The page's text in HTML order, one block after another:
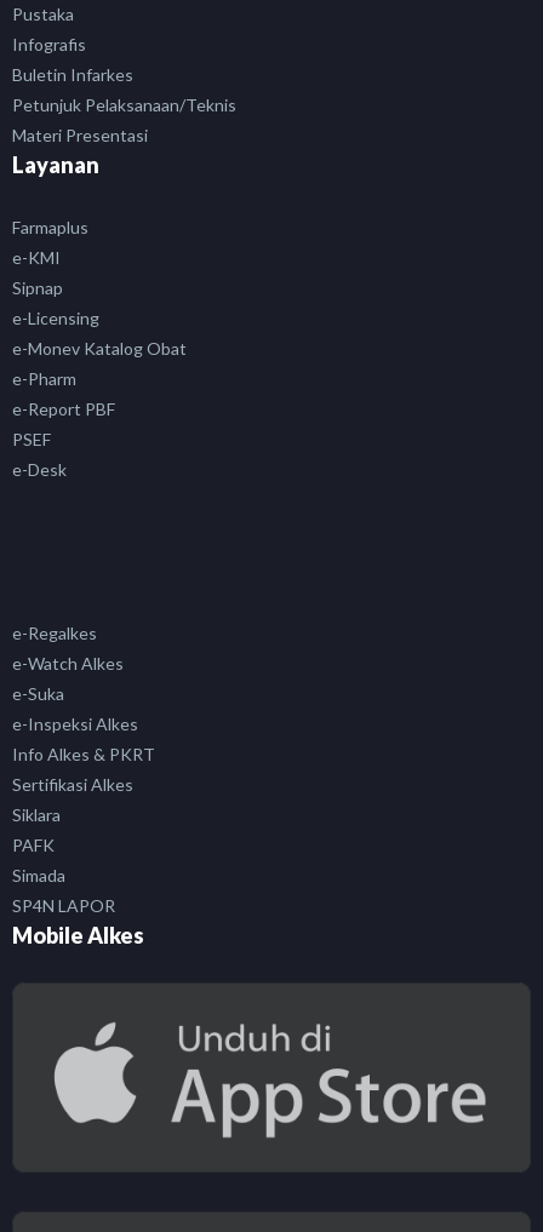
Pustaka
Infografis
Buletin Infarkes
Petunjuk Pelaksanaan/Teknis
Materi Presentasi
Layanan
Farmaplus
e-KMI
Sipnap
e-Licensing
e-Monev Katalog Obat
e-Pharm
e-Report PBF
PSEF
e-Desk
e-Regalkes
e-Watch Alkes
e-Suka
e-Inspeksi Alkes
Info Alkes & PKRT
Sertifikasi Alkes
Siklara
PAFK
Simada
SP4N LAPOR
Mobile Alkes